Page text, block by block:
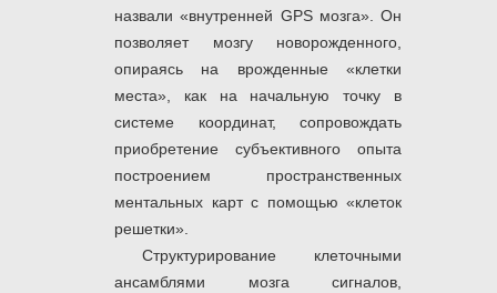
назвали «внутренней GPS мозга». Он
позволяет мозгу новорожденного,
опираясь на врожденные «клетки
места», как на начальную точку в
системе координат, сопровождать
приобретение субъективного опыта
построением пространственных
ментальных карт с помощью «клеток
решетки».
Структурирование клеточными
ансамблями мозга сигналов,